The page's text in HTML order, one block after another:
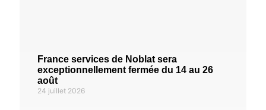
France services de Noblat sera
exceptionnellement fermée du 14 au 26
août
24 juillet 2026